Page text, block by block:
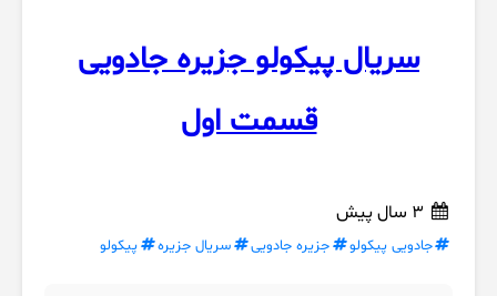
سریال پیکولو جزیره جادویی
قسمت اول
جادویی پیکولو جزیره جادویی سریال جزیره پیکولو